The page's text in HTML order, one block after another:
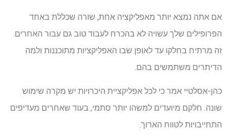
אם אתה נמצא יותר מאפליקציה אחת, שורה שכללת באחד
הפרופילים שלך עשויה לא בהכרח לעבוד טוב גם עבור האחרים.
זה מרתיח בחלקו עד לאופן שבו האפליקציות מתוכננות ולמה
הדיתרים משתמשים בהם.
כהן-אסלטיי אמר כי לכל אפליקציית היכרויות יש מקרה שימוש
שונה. חלקם מיועדים למשהו יותר סתמי, בעוד שאחרים מעדיפים
התחייבויות לטווח הארוך.